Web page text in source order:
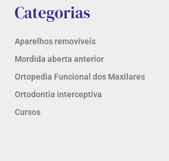
Categorias
Aparelhos removíveis
Mordida aberta anterior
Ortopedia Funcional dos Maxilares
Ortodontia interceptiva
Cursos